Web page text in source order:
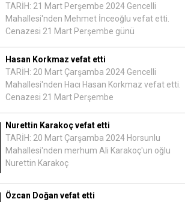
TARİH: 21 Mart Perşembe 2024 Gencelli
Mahallesi'nden Mehmet İnceoğlu vefat etti.
Cenazesi 21 Mart Perşembe günü
Hasan Korkmaz vefat etti
TARİH: 20 Mart Çarşamba 2024 Gencelli
Mahallesi'nden Hacı Hasan Korkmaz vefat etti.
Cenazesi 21 Mart Perşembe
Nurettin Karakoç vefat etti
TARİH: 20 Mart Çarşamba 2024 Horsunlu
Mahallesi'nden merhum Ali Karakoç'un oğlu
Nurettin Karakoç
Özcan Doğan vefat etti